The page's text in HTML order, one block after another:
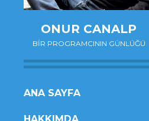
ONUR CANALP
BIR PROGRAMCININ GÜNLÜĞÜ
SKIP
ANA SAYFA